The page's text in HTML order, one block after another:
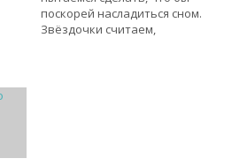
поскорей насладиться сном.
Звёздочки считаем,